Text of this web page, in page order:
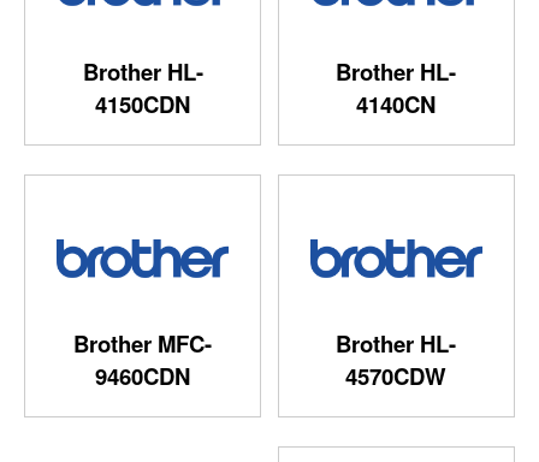
Brother HL-
4140CN
Brother HL-
4150CDN
Brother HL-
4570CDW
Brother MFC-
9460CDN